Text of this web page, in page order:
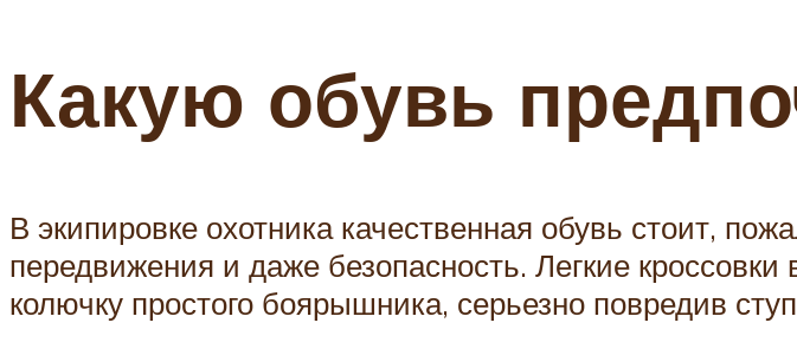
Какую обувь
В экипировке охотника качественная обувь стоит,
передвижения и даже безопасность. Легкие
колючку простого боярышника, серьезно повредив